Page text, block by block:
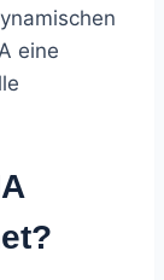
eine